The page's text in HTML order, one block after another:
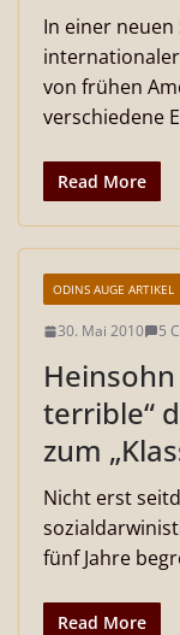
In einer neuen
von frühen
verschiedene
Read More
ODINS AUGE ARTIKEL
30. Mai 2010 5
terrible“
zum
Nicht erst
fünf Jahre
Read More